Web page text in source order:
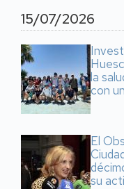
15/07/2026
la
con
El
su